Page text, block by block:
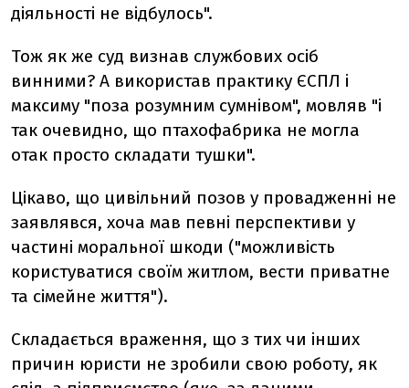
діяльності не відбулось".
Тож як же суд визнав службових осіб
винними? А використав практику ЄСПЛ і
максиму "поза розумним сумнівом", мовляв "і
так очевидно, що птахофабрика не могла
отак просто складати тушки".
Цікаво, що цивільний позов у провадженні не
заявлявся, хоча мав певні перспективи у
частині моральної шкоди ("можливість
користуватися своїм житлом, вести приватне
та сімейне життя").
Складається враження, що з тих чи інших
причин юристи не зробили свою роботу, як